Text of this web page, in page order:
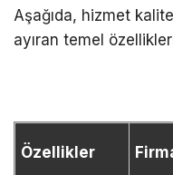
Aşağıda, hizmet
ayıran temel
Özellikler